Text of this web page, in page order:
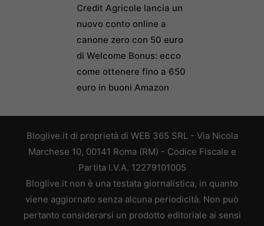
Credit Agricole lancia un
nuovo conto online a
canone zero con 50 euro
di Welcome Bonus: ecco
come ottenere fino a 650
euro in buoni Amazon
Bloglive.it di proprietà di WEB 365 SRL - Via Nicola
Marchese 10, 00141 Roma (RM) - Codice Fiscale e
Partita I.V.A. 12279101005
Bloglive.it non è una testata giornalistica, in quanto
viene aggiornato senza alcuna periodicità. Non può
pertanto considerarsi un prodotto editoriale ai sensi